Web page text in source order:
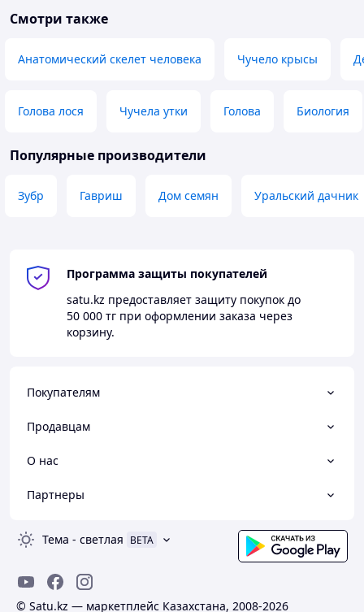
Смотри также
Анатомический скелет человека Чучело крысы
Голова лося Чучела утки Голова Биология
Популярные производители
Зубр Гавриш Дом семян Уральский дачник
Программа защиты покупателей
satu.kz предоставляет защиту покупок до
50 000 тг при оформлении заказа через
корзину.
Покупателям
Продавцам
О нас
Партнеры
Тема - светлая BETA
© Satu.kz — маркетплейс Казахстана, 2008-2026